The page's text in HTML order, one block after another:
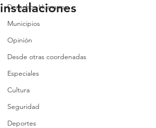
Derechos Humanos
Municipios
Opinión
Desde otras coordenadas
Especiales
Cultura
Seguridad
Deportes
instalaciones